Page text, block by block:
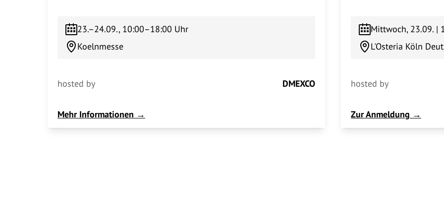
23.–24.09., 10:00–18:00 Uhr
Koelnmesse
hosted by DMEXCO
Mehr Informationen →
Mittwoch, 23.09. |
L'Osteria Köln
hosted by
Zur Anmeldung →